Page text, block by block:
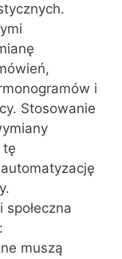
i
Stosowanie
tę
muszą